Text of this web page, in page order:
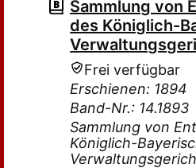
Sammlung von
des Königlich-
Frei verfügbar
Erschienen: 1894
Band-Nr.: 14.1893
Sammlung von
Königlich-